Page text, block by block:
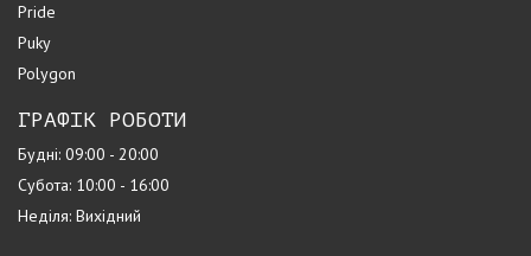
Pride
Puky
Polygon
ГРАФІК РОБОТИ
Будні: 09:00 - 20:00
Субота: 10:00 - 16:00
Неділя: Вихідний